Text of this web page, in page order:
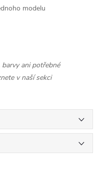
modelu
barvy ani potřebné
v naší sekci